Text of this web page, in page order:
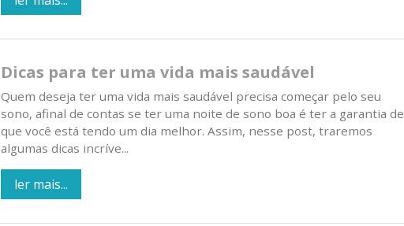
Dicas para ter uma vida mais saudável
Quem deseja ter uma vida mais saudável precisa começar pelo seu
sono, afinal de contas se ter uma noite de sono boa é ter a garantia de
que você está tendo um dia melhor. Assim, nesse post, traremos
algumas dicas incríve...
ler mais...